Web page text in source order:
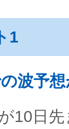
1
波予
10日